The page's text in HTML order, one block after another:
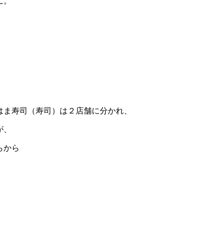
寿司（寿司）は２店舗に分かれ、
から